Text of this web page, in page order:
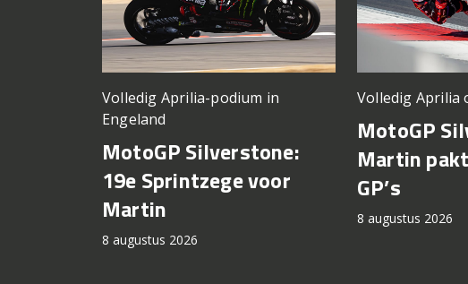
Volledig Aprilia-podium in
Engeland
MotoGP Silverstone:
19e Sprintzege voor
Martin
8 augustus 2026
Volledig Aprilia
MotoGP
Martin
GP’s
8 augustus 2026